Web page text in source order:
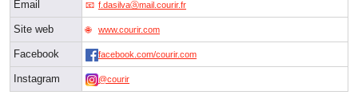
Email f.dasilvaⓐmail.courir.fr
Site web www.courir.com
Facebook facebook.com/courir.com
Instagram @courir